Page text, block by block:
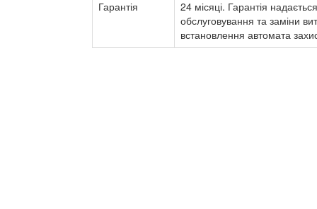
Гарантія
24 місяці. Гарантія
обслуговування та заміни
встановлення автомата